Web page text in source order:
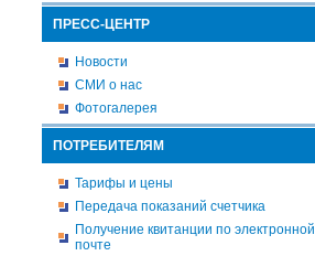
ПРЕСС-ЦЕНТР
Новости
СМИ о нас
Фотогалерея
ПОТРЕБИТЕЛЯМ
Тарифы и цены
Передача показаний счетчика
Получение квитанции по электронной
почте